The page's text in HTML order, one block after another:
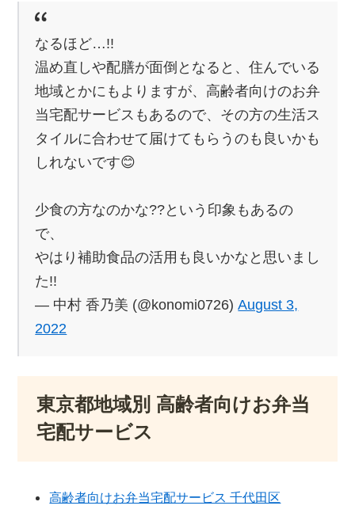
なるほど…!!
温め直しや配膳が面倒となると、住んでいる
地域とかにもよりますが、高齢者向けのお弁
当宅配サービスもあるので、その方の生活ス
タイルに合わせて届けてもらうのも良いかも
しれないです😊
少食の方なのかな??という印象もあるの
で、
やはり補助食品の活用も良いかなと思いまし
た!!
— 中村 香乃美 (@konomi0726)August 3,
2022
東京都地域別 高齢者向けお弁当
宅配サービス
高齢者向けお弁当宅配サービス 千代田区